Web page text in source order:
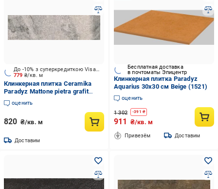
779 ₴/кв. м
До -10% з суперкредиткою Visa Вигода
Клинкерная плитка Ceramika
Paradyz Mattone pietra grafit
elewacja G1 6,5x24 см
оценить
820 ₴/кв. м
Доставим
Бесплатная доставка
в почтоматы Эпицентр
Клинкерная плитка Paradyz
Aquarius 30x30 см Beige (1521)
оценить
1 302 -391 ₴
911 ₴/кв. м
Привезём Доставим